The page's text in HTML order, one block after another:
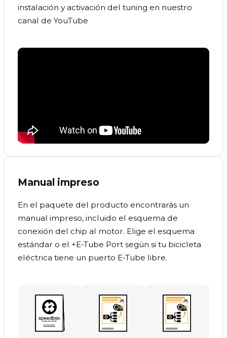
instalación y activación del tuning en nuestro
canal de YouTube
Manual impreso
En el paquete del producto encontrarás un
manual impreso, incluido el esquema de
conexión del chip al motor. Elige el esquema
estándar o el +E-Tube Port según si tu bicicleta
eléctrica tiene un puerto E-Tube libre.